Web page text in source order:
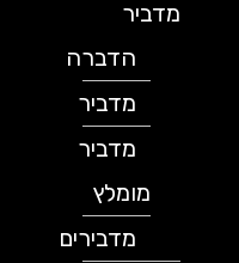
מדביר
הדברה
מדביר
מדביר
מומלץ
מדבירים